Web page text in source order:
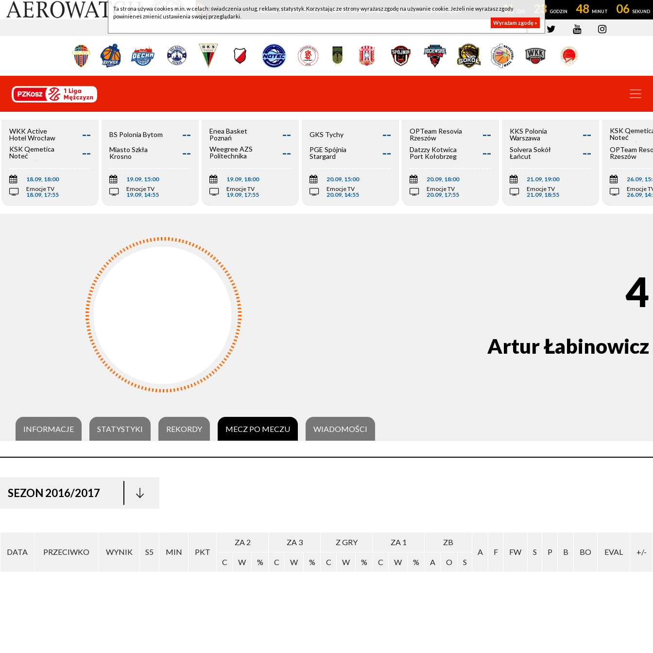
WKK ACTIVE HOTEL WROCŁAW - KSK QEMETICA NOTEĆ INOWROCŁAW 41 23 48 06
WKK Active
Hotel Wrocław
--
KSK Qemetica
Noteć
Inowrocław
--
18.09, 18:00
Emocje TV
18.09, 17:55
BS Polonia Bytom --
Miasto Szkła
Krosno
--
19.09, 15:00
Emocje TV
19.09, 14:55
Enea Basket
Poznań
--
Weegree AZS
Politechnika
--
19.09, 18:00
Emocje TV
19.09, 17:55
GKS Tychy --
PGE Spójnia
Stargard
--
20.09, 15:00
Emocje TV
20.09, 14:55
OPTeam Resovia
Rzeszów
--
Datzzy Kotwica
Port Kołobrzeg
--
20.09, 18:00
Emocje TV
20.09, 17:55
KKS Polonia
Warszawa
--
Solvera Sokół
Łańcut
--
21.09, 19:00
Emocje TV
21.09, 18:55
KSK
Noteć
Inowrocław
OPTeam
Rzeszów
26.09,
Emocje
26.09,
4
Artur Łabinowicz
INFORMACJE STATYSTYKI REKORDY MECZ PO MECZU WIADOMOŚCI
SEZON 2016/2017
DATA PRZECIWKO WYNIK S5 MIN PKT
ZA 2 ZA 3 Z GRY ZA 1
ZB
A
F FW S P B BO EVAL
+/-
C
W % C W % C W % C W % A O S
Ta strona używa cookies m.in. w celach: świadczenia usług, reklamy, statystyk. Korzystając ze strony wyrażasz zgodę na używanie cookie. Jeżeli nie wyrażasz zgody
powinieneś zmienić ustawienia swojej przeglądarki.
Wyrażam zgodę »